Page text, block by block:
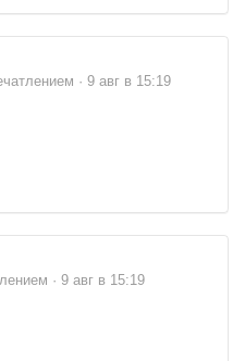
· 9 авг в 15:19
· 9 авг в 15:19